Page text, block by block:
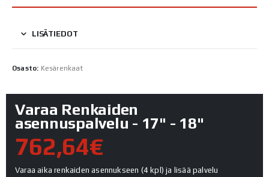
LISÄTIEDOT
Osasto: Kesärenkaat
Varaa Renkaiden
asennuspalvelu - 17" - 18"
762,64€
Varaa aika renkaiden asennukseen (4 kpl) ja lisää palvelu